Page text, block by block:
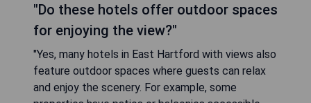
"Do these hotels offer outdoor spaces
for enjoying the view?"
"Yes, many hotels in East Hartford with views also
feature outdoor spaces where guests can relax
and enjoy the scenery. For example, some